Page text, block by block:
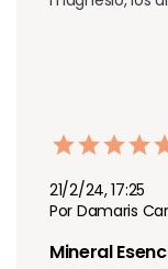
21/2/24, 17:25
Por Damaris
Mineral